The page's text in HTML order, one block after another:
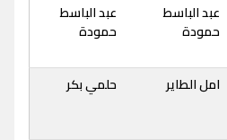
عبد الباسط
حمودة
عبد الباسط
حمودة
امل الطاير حلمي بكر